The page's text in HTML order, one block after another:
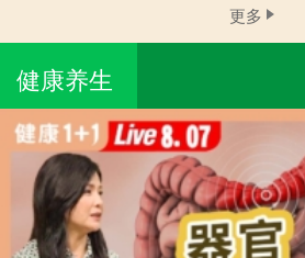
更多
健康养生